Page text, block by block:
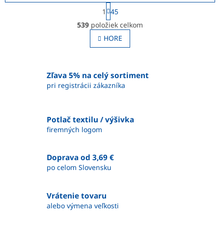
O
v
l
á
c
i
r
v
ý
p
S
t
r
á
n
k
a
n
i
1
45
539 položiek celkom
HORE
Zľava 5% na celý sortiment
pri registrácii zákazníka
Potlač textilu / výšivka
firemných logom
Doprava od 3,69 €
po celom Slovensku
Vrátenie tovaru
alebo výmena veľkosti